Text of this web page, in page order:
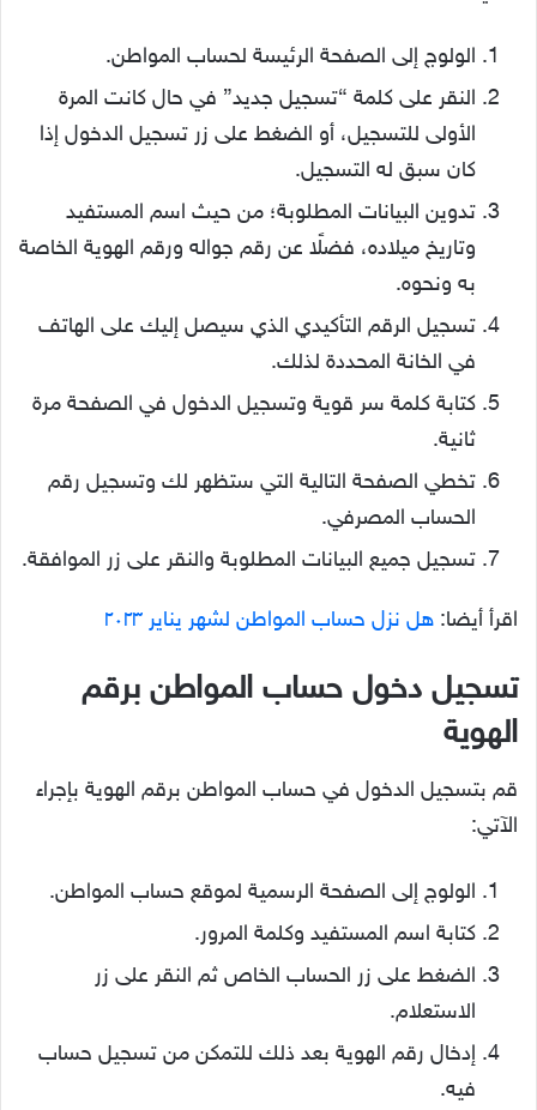
الولوج إلى الصفحة الرئيسة لحساب المواطن.
النقر على كلمة “تسجيل جديد” في حال كانت المرة
الأولى للتسجيل، أو الضغط على زر تسجيل الدخول إذا
كان سبق له التسجيل.
تدوين البيانات المطلوبة؛ من حيث اسم المستفيد
وتاريخ ميلاده، فضلًا عن رقم جواله ورقم الهوية الخاصة
به ونحوه.
تسجيل الرقم التأكيدي الذي سيصل إليك على الهاتف
في الخانة المحددة لذلك.
كتابة كلمة سر قوية وتسجيل الدخول في الصفحة مرة
ثانية.
تخطي الصفحة التالية التي ستظهر لك وتسجيل رقم
الحساب المصرفي.
تسجيل جميع البيانات المطلوبة والنقر على زر الموافقة.
اقرأ أيضا: هل نزل حساب المواطن لشهر يناير ٢٠٢٣
تسجيل دخول حساب المواطن برقم
الهوية
قم بتسجيل الدخول في حساب المواطن برقم الهوية بإجراء
الآتي:
الولوج إلى الصفحة الرسمية لموقع حساب المواطن.
كتابة اسم المستفيد وكلمة المرور.
الضغط على زر الحساب الخاص ثم النقر على زر
الاستعلام.
إدخال رقم الهوية بعد ذلك للتمكن من تسجيل حساب
فيه.